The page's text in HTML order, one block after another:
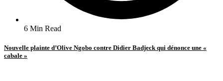
6 Min Read
Nouvelle plainte d’Olive Ngobo contre Didier Badjeck qui dénonce une «
cabale »